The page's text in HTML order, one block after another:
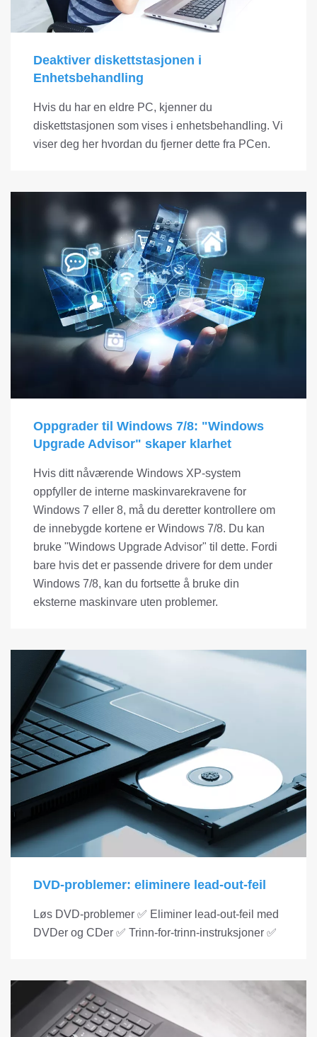
Deaktiver diskettstasjonen i
Enhetsbehandling
Hvis du har en eldre PC, kjenner du
diskettstasjonen som vises i enhetsbehandling. Vi
viser deg her hvordan du fjerner dette fra PCen.
Oppgrader til Windows 7/8: "Windows
Upgrade Advisor" skaper klarhet
Hvis ditt nåværende Windows XP-system
oppfyller de interne maskinvarekravene for
Windows 7 eller 8, må du deretter kontrollere om
de innebygde kortene er Windows 7/8. Du kan
bruke "Windows Upgrade Advisor" til dette. Fordi
bare hvis det er passende drivere for dem under
Windows 7/8, kan du fortsette å bruke din
eksterne maskinvare uten problemer.
DVD-problemer: eliminere lead-out-feil
Løs DVD-problemer ✅ Eliminer lead-out-feil med
DVDer og CDer ✅ Trinn-for-trinn-instruksjoner ✅